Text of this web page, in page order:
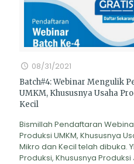
08/31/2021
Batch#4: Webinar Mengulik
UMKM, Khususnya Usaha
Kecil
Bismillah Pendaftaran
Produksi UMKM, Khususnya
Mikro dan Kecil telah dibuka.
Produksi, Khususnya Produksi